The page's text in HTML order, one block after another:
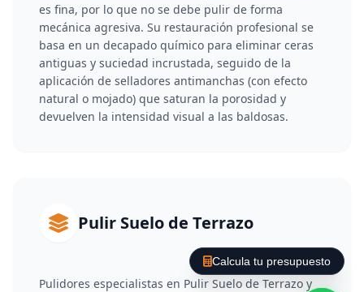
es fina, por lo que no se debe pulir de forma
mecánica agresiva. Su restauración profesional se
basa en un decapado químico para eliminar ceras
antiguas y suciedad incrustada, seguido de la
aplicación de selladores antimanchas (con efecto
natural o mojado) que saturan la porosidad y
devuelven la intensidad visual a las baldosas.
Pulir Suelo de Terrazo
Pulidores especialistas en Pulir Suelo de Terrazo y
Calcula tu presupuesto